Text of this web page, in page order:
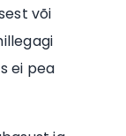
või
ei pea